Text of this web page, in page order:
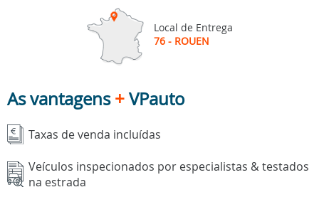
Local de Entrega
76 - ROUEN
As vantagens+VPauto
Taxas de venda incluídas
Veículos inspecionados por especialistas & testados
na estrada